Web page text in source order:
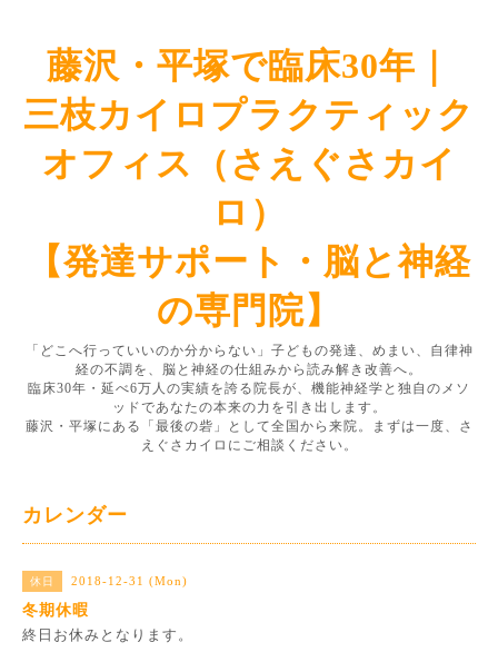
藤沢・平塚で臨床30年｜
三枝カイロプラクティック
オフィス（さえぐさカイ
ロ）
【発達サポート・脳と神経
の専門院】
「どこへ行っていいのか分からない」子どもの発達、めまい、自律神
経の不調を、脳と神経の仕組みから読み解き改善へ。
臨床30年・延べ6万人の実績を誇る院長が、機能神経学と独自のメソ
ッドであなたの本来の力を引き出します。
藤沢・平塚にある「最後の砦」として全国から来院。まずは一度、さ
えぐさカイロにご相談ください。
カレンダー
休日 2018-12-31 (Mon)
冬期休暇
終日お休みとなります。